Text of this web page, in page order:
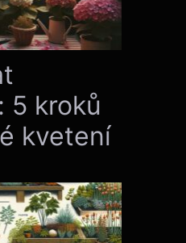
5 kroků
kvetení